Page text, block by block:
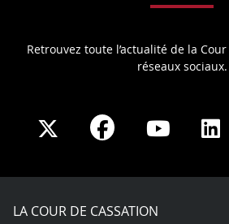
Retrouvez toute l’actualité de la
réseaux sociaux.
Share
X
Share
Facebook
Share
LA COUR DE CASSATION